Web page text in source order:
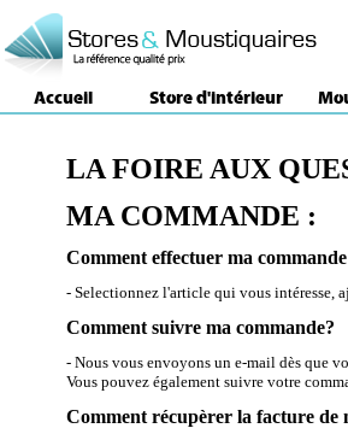
Accueil Store d'intérieur
LA FOIRE AUX
MA COMMANDE :
Comment effectuer ma
- Selectionnez l'article qui vous intéresse,
Comment suivre ma commande?
- Nous vous envoyons un e-mail dès que
Vous pouvez également suivre votre
Comment récupèrer la facture de